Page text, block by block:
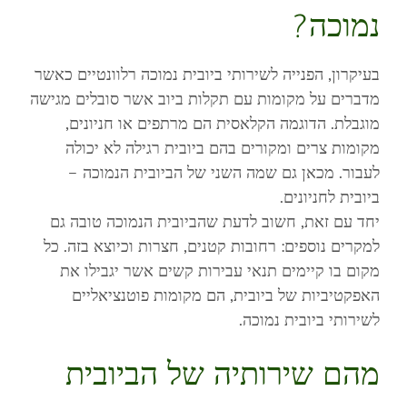
נמוכה?
בעיקרון, הפנייה לשירותי ביובית נמוכה רלוונטיים כאשר
מדברים על מקומות עם תקלות ביוב אשר סובלים מגישה
מוגבלת. הדוגמה הקלאסית הם מרתפים או חניונים,
מקומות צרים ומקורים בהם ביובית רגילה לא יכולה
לעבור. מכאן גם שמה השני של הביובית הנמוכה –
ביובית לחניונים.
יחד עם זאת, חשוב לדעת שהביובית הנמוכה טובה גם
למקרים נוספים: רחובות קטנים, חצרות וכיוצא בזה. כל
מקום בו קיימים תנאי עבירות קשים אשר יגבילו את
האפקטיביות של ביובית, הם מקומות פוטנציאליים
לשירותי ביובית נמוכה.
מהם שירותיה של הביובית